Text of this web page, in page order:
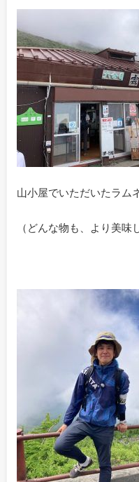
山小屋でいただいたラム
（どんな物も、より美味